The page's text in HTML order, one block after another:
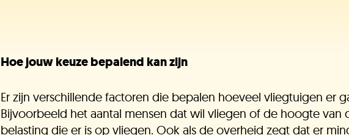
Hoe jouw keuze bepalend kan zijn
Er zijn verschillende factoren die bepalen hoeveel vliegtuigen er
Bijvoorbeeld het aantal mensen dat wil vliegen of de hoogte van
belasting die er is op vliegen. Ook als de overheid zegt dat er